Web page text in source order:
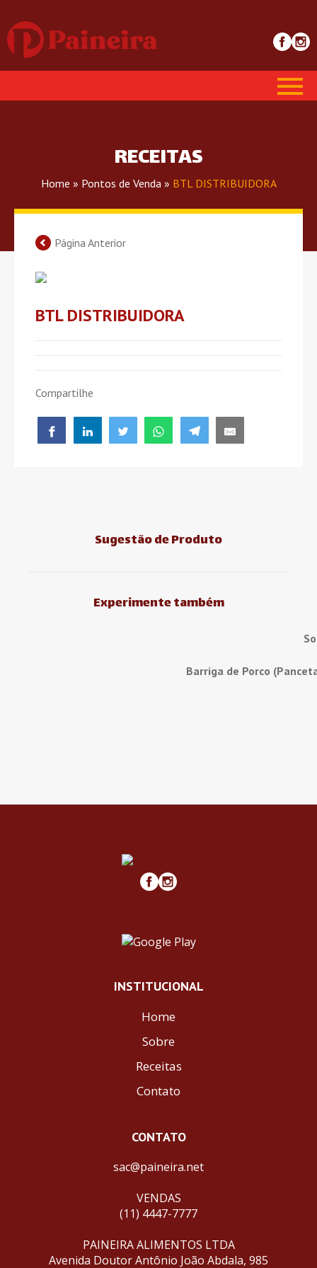
RECEITAS
Home » Pontos de Venda » BTL DISTRIBUIDORA
Página Anterior
BTL DISTRIBUIDORA
Compartilhe
Sugestão de Produto
Experimente também
Barriga de Porco
INSTITUCIONAL
Home
Sobre
Receitas
Contato
CONTATO
sac@paineira.net
VENDAS
(11) 4447-7777
PAINEIRA ALIMENTOS LTDA
Avenida Doutor Antônio João Abdala, 985